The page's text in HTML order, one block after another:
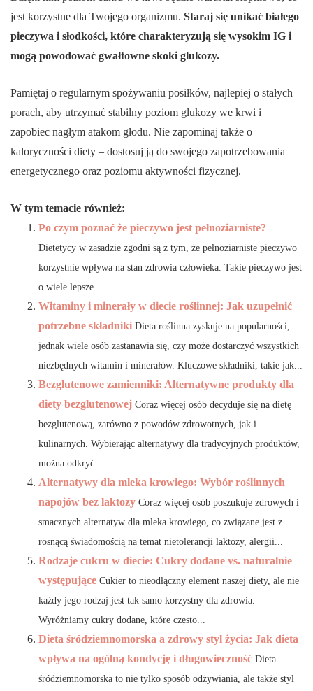
jest korzystne dla Twojego organizmu. Staraj się unikać białego
pieczywa i słodkości, które charakteryzują się wysokim IG i
mogą powodować gwałtowne skoki glukozy.
Pamiętaj o regularnym spożywaniu posiłków, najlepiej o stałych
porach, aby utrzymać stabilny poziom glukozy we krwi i
zapobiec nagłym atakom głodu. Nie zapominaj także o
kaloryczności diety – dostosuj ją do swojego zapotrzebowania
energetycznego oraz poziomu aktywności fizycznej.
W tym temacie również:
Po czym poznać że pieczywo jest pełnoziarniste?
Dietetycy w zasadzie zgodni są z tym, że pełnoziarniste pieczywo
korzystnie wpływa na stan zdrowia człowieka. Takie pieczywo jest
o wiele lepsze...
Witaminy i minerały w diecie roślinnej: Jak uzupełnić
potrzebne składniki Dieta roślinna zyskuje na popularności,
jednak wiele osób zastanawia się, czy może dostarczyć wszystkich
niezbędnych witamin i minerałów. Kluczowe składniki, takie jak...
Bezglutenowe zamienniki: Alternatywne produkty dla
diety bezglutenowej Coraz więcej osób decyduje się na dietę
bezglutenową, zarówno z powodów zdrowotnych, jak i
kulinarnych. Wybierając alternatywy dla tradycyjnych produktów,
można odkryć...
Alternatywy dla mleka krowiego: Wybór roślinnych
napojów bez laktozy Coraz więcej osób poszukuje zdrowych i
smacznych alternatyw dla mleka krowiego, co związane jest z
rosnącą świadomością na temat nietolerancji laktozy, alergii...
Rodzaje cukru w diecie: Cukry dodane vs. naturalnie
występujące Cukier to nieodłączny element naszej diety, ale nie
każdy jego rodzaj jest tak samo korzystny dla zdrowia.
Wyróżniamy cukry dodane, które często...
Dieta śródziemnomorska a zdrowy styl życia: Jak dieta
wpływa na ogólną kondycję i długowieczność Dieta
śródziemnomorska to nie tylko sposób odżywiania, ale także styl